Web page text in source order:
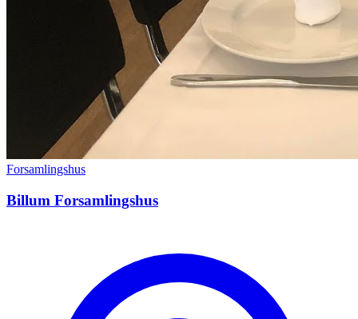
Forsamlingshus
Billum Forsamlingshus